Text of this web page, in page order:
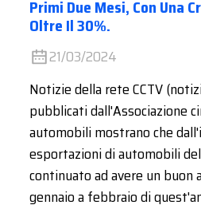
Primi Due Mesi, Con Una
Oltre Il 30%.
21/03/2024
Notizie della rete CCTV
pubblicati dall'Associazione
automobili mostrano che
esportazioni di automobili
continuato ad avere un buon
gennaio a febbraio di